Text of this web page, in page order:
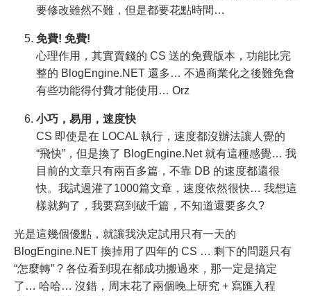
要修改雖然不難，但是都要花點時間…
免費! 免費!
心理作用，其實賣錢的 CS 送的免費版本，功能比完
整的 BlogEngine.NET 還多… 不過商業化之後難免會
有些功能得付費才能使用… Orz
小巧，易用，速度快
CS 即使是在 LOCAL 執行，速度都沒辦法讓人覺的
“飛快”，但是換了 BlogEngine.Net 就有這種感覺… 我
目前的文章只有兩百多篇，不靠 DB 的速度都還很
快。我試過灌了1000篇文章，速度依然很快… 我想這
樣就夠了，我要寫到破千篇，不知道還要多久?
光是這幾個優點，就讓我決定試用只有一天的
BlogEngine.NET 換掉用了四年的 CS … 剩下的問題只有
“怎麼轉” ? 各位看到現在都成功搬過來，那一定是搞定
了… 哈哈… 沒錯，周末花了兩個晚上研究 + 寫匯入程